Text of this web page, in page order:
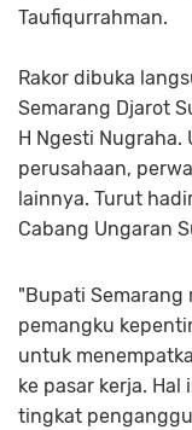
Taufiqurrahman.
Rakor dibuka
Semarang Djarot
H Ngesti
perusahaan,
lainnya. Turut
Cabang Ungaran
"Bupati Semarang
pemangku
untuk
ke pasar kerja.
tingkat